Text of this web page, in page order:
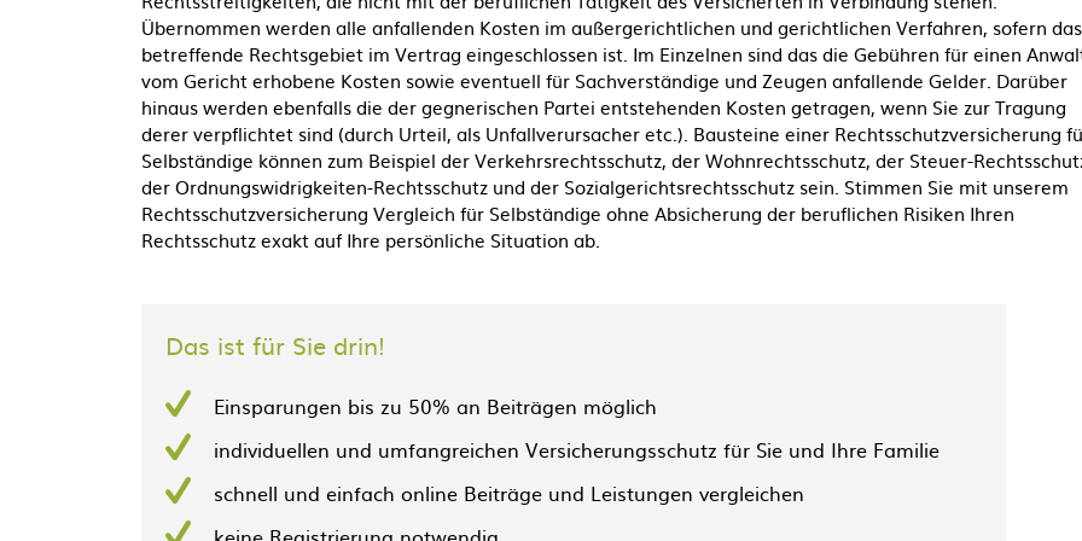
Übernommen werden alle anfallenden Kosten im außergerichtlichen und gerichtlichen Verfahren, sofern das
betreffende Rechtsgebiet im Vertrag eingeschlossen ist. Im Einzelnen sind das die Gebühren für einen
vom Gericht erhobene Kosten sowie eventuell für Sachverständige und Zeugen anfallende Gelder. Darüber
hinaus werden ebenfalls die der gegnerischen Partei entstehenden Kosten getragen, wenn Sie zur Tragung
derer verpflichtet sind (durch Urteil, als Unfallverursacher etc.). Bausteine einer Rechtsschutzversicherung
Selbständige können zum Beispiel der Verkehrsrechtsschutz, der Wohnrechtsschutz, der Steuer-
der Ordnungswidrigkeiten-Rechtsschutz und der Sozialgerichtsrechtsschutz sein. Stimmen Sie mit unserem
Rechtsschutzversicherung Vergleich für Selbständige ohne Absicherung der beruflichen Risiken Ihren
Rechtsschutz exakt auf Ihre persönliche Situation ab.
Das ist für Sie drin!
Einsparungen bis zu 50% an Beiträgen möglich
individuellen und umfangreichen Versicherungsschutz für Sie und Ihre Familie
schnell und einfach online Beiträge und Leistungen vergleichen